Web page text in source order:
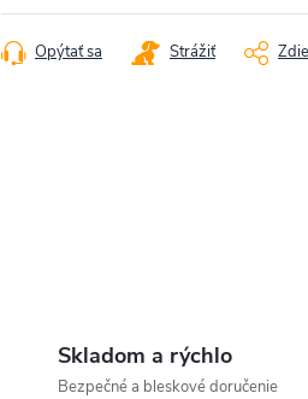
cena:
Opýtať sa Strážiť
Skladom a rýchlo
Bezpečné a bleskové doručenie